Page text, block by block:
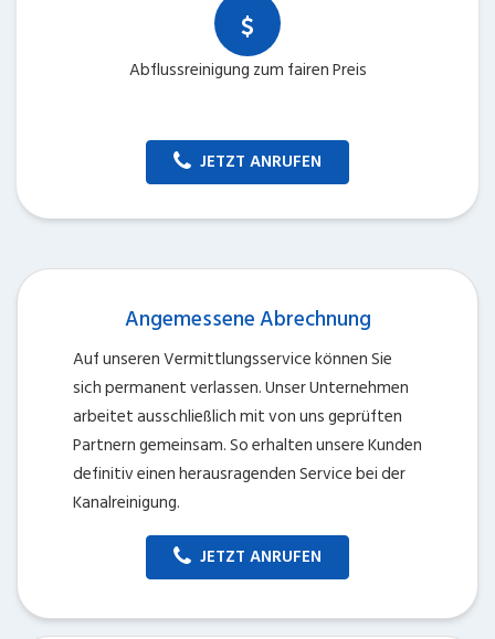
Abflussreinigung zum fairen Preis
JETZT ANRUFEN
Angemessene Abrechnung
Auf unseren Vermittlungsservice können Sie
sich permanent verlassen. Unser Unternehmen
arbeitet ausschließlich mit von uns geprüften
Partnern gemeinsam. So erhalten unsere Kunden
definitiv einen herausragenden Service bei der
Kanalreinigung.
JETZT ANRUFEN